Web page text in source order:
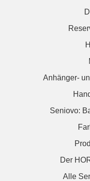
Anhänger-
Seniovo:
Der
Alle